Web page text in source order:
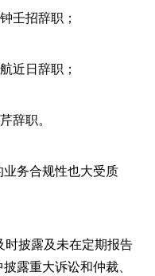
壬招辞职；
近日辞职；
辞职。
务合规性也大受质
披露及未在定期报告
露重大诉讼和仲裁、